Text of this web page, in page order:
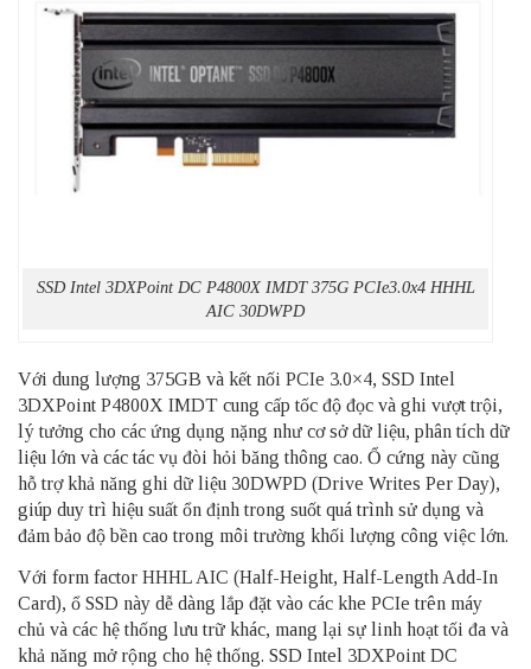
SSD Intel 3DXPoint DC P4800X IMDT 375G PCIe3.0x4 HHHL
AIC 30DWPD
Với dung lượng 375GB và kết nối PCIe 3.0×4, SSD Intel
3DXPoint P4800X IMDT cung cấp tốc độ đọc và ghi vượt trội,
lý tưởng cho các ứng dụng nặng như cơ sở dữ liệu, phân tích dữ
liệu lớn và các tác vụ đòi hỏi băng thông cao. Ổ cứng này cũng
hỗ trợ khả năng ghi dữ liệu 30DWPD (Drive Writes Per Day),
giúp duy trì hiệu suất ổn định trong suốt quá trình sử dụng và
đảm bảo độ bền cao trong môi trường khối lượng công việc lớn.
Với form factor HHHL AIC (Half-Height, Half-Length Add-In
Card), ổ SSD này dễ dàng lắp đặt vào các khe PCIe trên máy
chủ và các hệ thống lưu trữ khác, mang lại sự linh hoạt tối đa và
khả năng mở rộng cho hệ thống. SSD Intel 3DXPoint DC